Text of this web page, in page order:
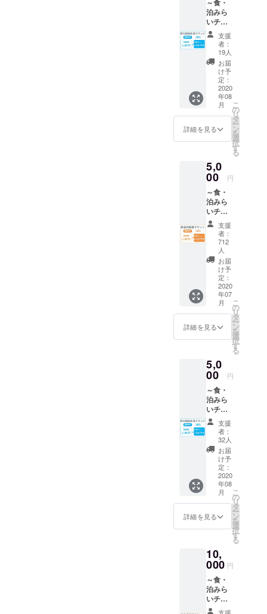
月28 日
（日）
※1回の
決済に
220円の
手数料
がかか
りま
す。複
数ご支
援いた
だける
まとめ
て申し
とをオ
ススメ
いたし
ます。
（換金
不可、
おつり
はでま
せん）
利用可
能店舗
は下記
ＵＲＬ
からご
確認く
ださ
https://i
se-
期間] 令
和2 年
９月頃
～ 令和
３年12
月15 日
（水）
※1回の
決済に
220円の
手数料
がかか
りま
す。複
数ご支
援いた
場合は
まとめ
込むこ
とをオ
ススメ
いたし
ます。
応援す
る店舗
名と店
舗番号
を必ず
ご記入
くださ
い。 空
欄の場
合は、
全額運
営資金
として
受け取
があり
ますの
でご注
意くだ
さい。
（換金
不可、
おつり
はでま
せん）
利用可
能店舗
は下記
ＵＲＬ
からご
確認く
い。
https://i
p/ [利用
期間] 応
援券が
届いた
日～令
和３年2
月28 日
（日）
※1回の
決済に
220円の
手数料
がかか
りま
す。複
援いた
だける
まとめ
て申し
込むこ
とをオ
ススメ
いたし
ます。
～食・
泊みら
いチ
ケット
～【宿
泊施
設】 参
加店舗
の飲食
店で利
用でき
る1,500
円チ
ケット3
枚、
4,500円
り致し
ます。
備考欄
に応援
する店
舗名と
店舗番
号を必
ずご記
入くだ
さい。
空欄の
場合
は、全
額運営
資金と
して受
け取ら
ありま
すので
ご注意
くださ
い。
（換金
不可、
おつり
はでま
せん）
利用可
能店舗
は下記
ＵＲＬ
からご
ださ
い。
kanko.j
p/ [利用
期間] 令
和2 年
９月頃
～ 令和
支援
者：
19人
お届
け予
定：
2020
年08
月
詳細を見る
こ
の
リ
タ
ー
ン
を
選
択
す
る
5,0
00 円
～食・
泊みら
いチ
ケット
～【飲
食店】
参加店
舗の飲
食店で
利用で
きる
1,250円
チケッ
ト5枚、
6,250円
す。 備
考欄に
応援す
る店舗
名と店
舗番号
を必ず
ご記入
くださ
い。 空
欄の場
合は、
全額運
営資金
として
受け取
らせて
ますの
でご注
意くだ
さい。
（換金
不可、
おつり
支援
者：
712
人
お届
け予
定：
2020
年07
月
詳細を見る
こ
の
リ
タ
ー
ン
を
選
択
す
る
5,0
00 円
～食・
泊みら
いチ
ケット
～【宿
泊施
設】 参
加店舗
の飲食
店で利
用でき
る1,500
円チ
ケット5
枚、
7,500円
り致し
ます。
備考欄
に応援
する店
舗名と
店舗番
支援
者：
32人
お届
け予
定：
2020
年08
月
詳細を見る
こ
の
リ
タ
ー
ン
を
選
択
す
る
10,
000 円
～食・
泊みら
いチ
ケット